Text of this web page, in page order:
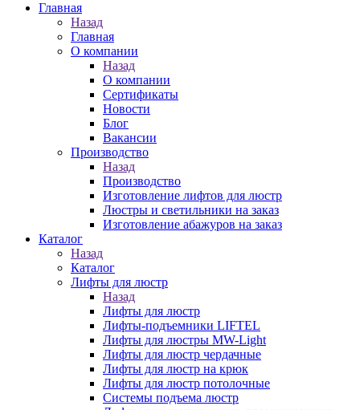
Главная
Назад
Главная
О компании
Назад
О компании
Сертификаты
Новости
Блог
Вакансии
Производство
Назад
Производство
Изготовление лифтов для люстр
Люстры и светильники на заказ
Изготовление абажуров на заказ
Каталог
Назад
Каталог
Лифты для люстр
Назад
Лифты для люстр
Лифты-подъемники LIFTEL
Лифты для люстры MW-Light
Лифты для люстр чердачные
Лифты для люстр на крюк
Лифты для люстр потолочные
Системы подъема люстр